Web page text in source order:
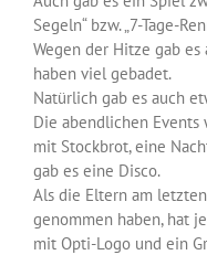
Segeln“ bzw. „7-Tage-
Wegen der Hitze gab
haben viel gebadet.
Natürlich gab es auch
Die abendlichen Events
mit Stockbrot, eine
gab es eine Disco.
Als die Eltern am
genommen haben, hat
mit Opti-Logo und ein